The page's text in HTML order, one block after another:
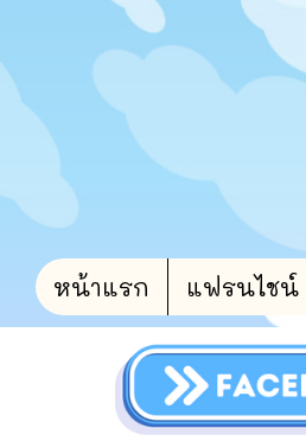
หน้าแรก แฟรนไชน์